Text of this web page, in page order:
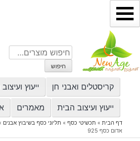
דילוג
לתוכן
חיפוש
עבור:
חיפוש
קריסטלים ואבני חן ייעוץ
ייעוץ ועיצוב הבית מאמרים
דף הבית» תכשיטי כסף» תליוני כסף בשיבוץ אבנים
אדום כסף 925